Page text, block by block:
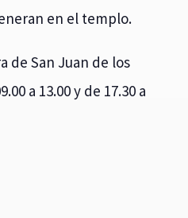
en el templo.
de San Juan de los
a 13.00 y de 17.30 a